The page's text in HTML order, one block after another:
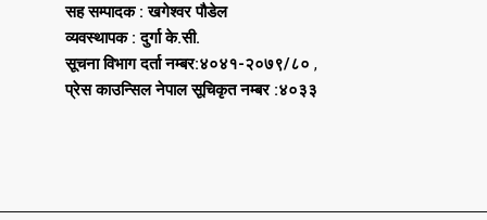
सह सम्पादक : खगेश्वर पौडेल
व्यवस्थापक : दुर्गा के.सी.
सूचना विभाग दर्ता नम्बर:४०४१-२०७९/८० ,
प्रेस काउन्सिल नेपाल सूचिकृत नम्बर :४०३३